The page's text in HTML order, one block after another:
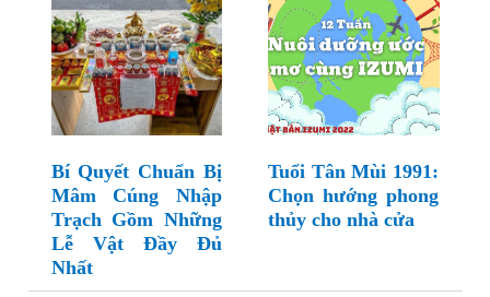
Bí Quyết Chuẩn Bị
Mâm Cúng Nhập
Trạch Gồm Những
Lễ Vật Đầy Đủ
Nhất
Tuổi Tân Mùi 1991:
Chọn hướng phong
thủy cho nhà cửa